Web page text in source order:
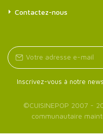
Contactez-nous
Inscrivez-vous à notre
©CUISINEPOP 2007 -
communautaire